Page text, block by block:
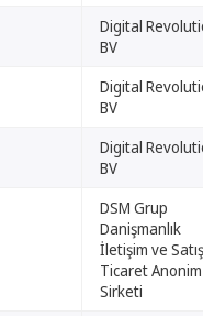
Digital
BV
Digital
BV
Digital
BV
DSM Grup
Danişmanlık
İletişim ve Satış
Ticaret Anonim
Sirketi